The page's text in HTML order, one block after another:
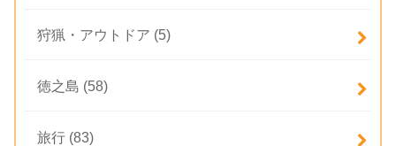
狩猟・アウトドア (5)
徳之島 (58)
旅行 (83)